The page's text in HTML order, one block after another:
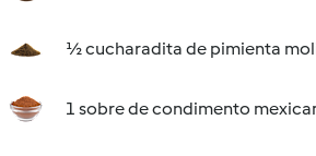
½ cucharadita de pimienta
1 sobre de condimento